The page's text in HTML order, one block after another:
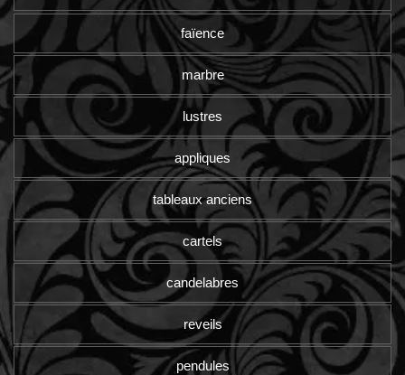
faïence
marbre
lustres
appliques
tableaux anciens
cartels
candelabres
reveils
pendules